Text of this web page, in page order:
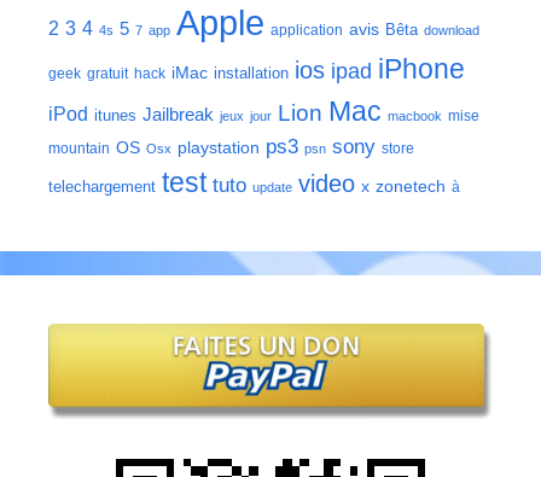
2 3 4 4s 5 7 app Apple application avis Bêta download
geek gratuit hack iMac installation ios ipad iPhone
iPod itunes Jailbreak jeux jour Lion Mac macbook mise
mountain OS Osx playstation ps3 psn sony store
telechargement test tuto update video x zonetech à